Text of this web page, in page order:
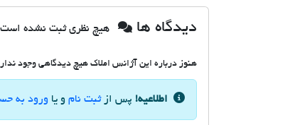
دیدگاه ها هیچ نظری ثبت نشده است
هنوز درباره این آژانس املاک هیچ دیدگاهی وجود
اطلاعیه! پس ازثبت نام و یا ورود به